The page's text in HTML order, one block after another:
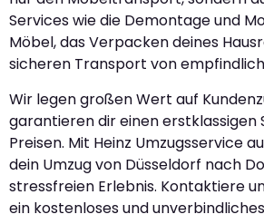
Services wie die Demontage und
Möbel, das Verpacken deines
sicheren Transport von
Wir legen großen Wert auf
garantieren dir einen erstklassigen
Preisen. Mit Heinz Umzugsservice
dein Umzug von Düsseldorf nach
stressfreien Erlebnis. Kontaktiere
ein kostenloses und